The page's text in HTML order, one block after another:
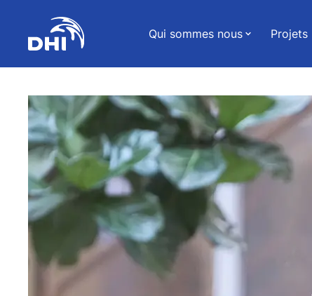
Qui sommes nous Projets